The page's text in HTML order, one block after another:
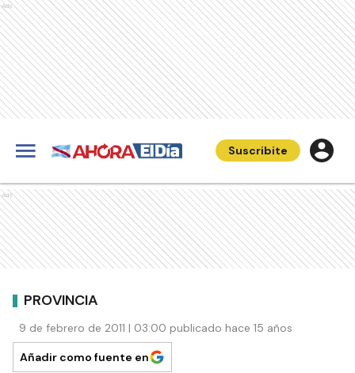
Ads
Suscribite
Ads
PROVINCIA
9 de febrero de 2011 | 03:00 publicado hace 15 años
Añadir como fuente en